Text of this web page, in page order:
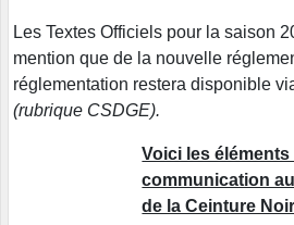
Les Textes Officiels pour la saison
mention que de la nouvelle
réglementation restera disponible
(rubrique CSDGE).
Voici les éléments
communication
de la Ceinture